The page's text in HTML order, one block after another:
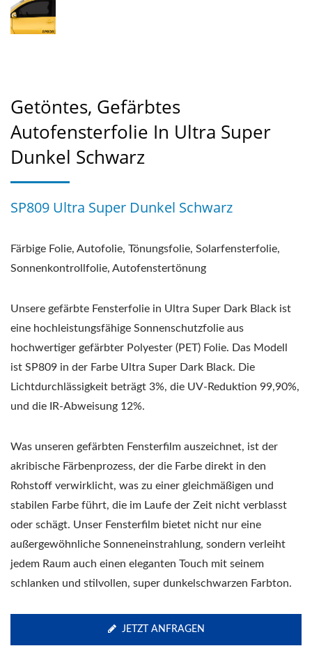
Getöntes, Gefärbtes
Autofensterfolie In Ultra Super
Dunkel Schwarz
SP809 Ultra Super Dunkel Schwarz
Färbige Folie, Autofolie, Tönungsfolie, Solarfensterfolie,
Sonnenkontrollfolie, Autofenstertönung
Unsere gefärbte Fensterfolie in Ultra Super Dark Black ist
eine hochleistungsfähige Sonnenschutzfolie aus
hochwertiger gefärbter Polyester (PET) Folie. Das Modell
ist SP809 in der Farbe Ultra Super Dark Black. Die
Lichtdurchlässigkeit beträgt 3%, die UV-Reduktion 99,90%,
und die IR-Abweisung 12%.
Was unseren gefärbten Fensterfilm auszeichnet, ist der
akribische Färbenprozess, der die Farbe direkt in den
Rohstoff verwirklicht, was zu einer gleichmäßigen und
stabilen Farbe führt, die im Laufe der Zeit nicht verblasst
oder schägt. Unser Fensterfilm bietet nicht nur eine
außergewöhnliche Sonneneinstrahlung, sondern verleiht
jedem Raum auch einen eleganten Touch mit seinem
schlanken und stilvollen, super dunkelschwarzen Farbton.
JETZT ANFRAGEN